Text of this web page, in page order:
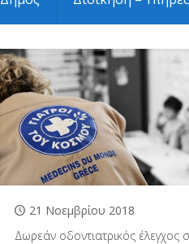
21 Νοεμβρίου 2018
Δωρεάν οδοντιατρικός έλεγχος